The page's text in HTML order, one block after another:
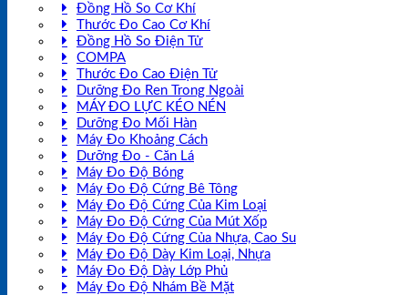
Đồng Hồ So Cơ Khí
Thước Đo Cao Cơ Khí
Đồng Hồ So Điện Tử
COMPA
Thước Đo Cao Điện Tử
Dưỡng Đo Ren Trong Ngoài
MÁY ĐO LỰC KÉO NÉN
Dưỡng Đo Mối Hàn
Máy Đo Khoảng Cách
Dưỡng Đo - Căn Lá
Máy Đo Độ Bóng
Máy Đo Độ Cứng Bê Tông
Máy Đo Độ Cứng Của Kim Loại
Máy Đo Độ Cứng Của Mút Xốp
Máy Đo Độ Cứng Của Nhựa, Cao Su
Máy Đo Độ Dày Kim Loại, Nhựa
Máy Đo Độ Dày Lớp Phủ
Máy Đo Độ Nhám Bề Mặt